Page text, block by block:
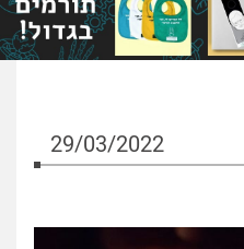
29/03/2022